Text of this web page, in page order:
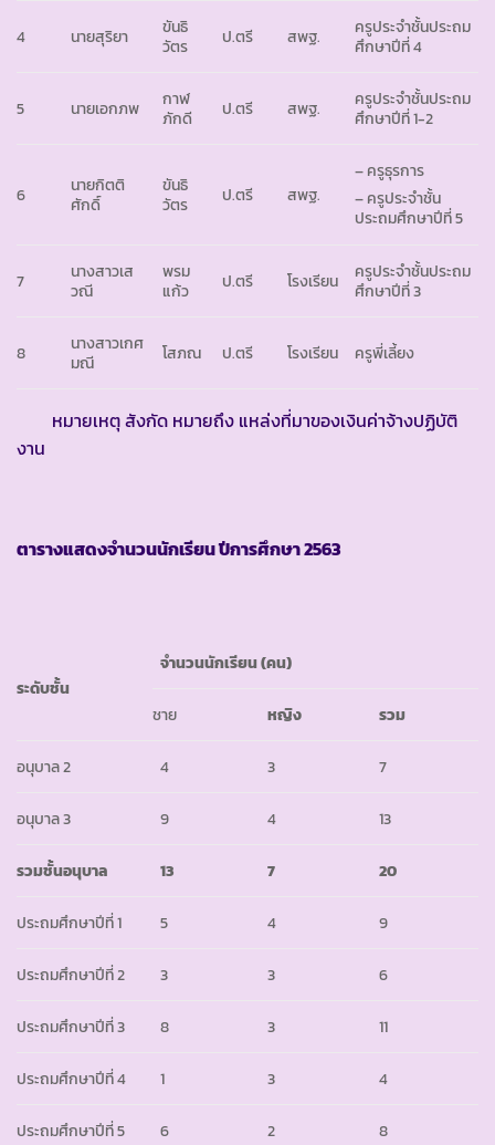
4 นายสุริยา
ขันธิ
วัตร
ป.ตรี สพฐ.
ครูประจำชั้นประถม
ศึกษาปีที่ 4
5 นายเอกภพ
กาฬ
ภักดี
ป.ตรี สพฐ.
ครูประจำชั้นประถม
ศึกษาปีที่ 1-2
6
นายกิตติ
ศักดิ์
ขันธิ
วัตร
ป.ตรี สพฐ.
– ครูธุรการ
– ครูประจำชั้น
ประถมศึกษาปีที่ 5
7
นางสาวเส
วณี
พรม
แก้ว
ป.ตรี โรงเรียน
ครูประจำชั้นประถม
ศึกษาปีที่ 3
8
นางสาวเกศ
มณี
โสภณ ป.ตรี โรงเรียน ครูพี่เลี้ยง
หมายเหตุ สังกัด หมายถึง แหล่งที่มาของเงินค่าจ้างปฏิบัติ
งาน
ตารางแสดงจำนวนนักเรียน ปีการศึกษา2563
ระดับชั้น
จำนวนนักเรียน (คน)
ชาย หญิง รวม
อนุบาล 2 4 3 7
อนุบาล 3 9 4 13
รวมชั้นอนุบาล 13 7 20
ประถมศึกษาปีที่ 1 5 4 9
ประถมศึกษาปีที่ 2 3 3 6
ประถมศึกษาปีที่ 3 8 3 11
ประถมศึกษาปีที่ 4 1 3 4
ประถมศึกษาปีที่ 5 6 2 8